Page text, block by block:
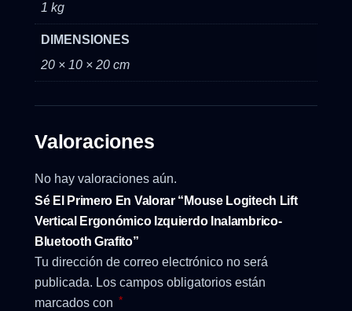
1 kg
DIMENSIONES
20 × 10 × 20 cm
Valoraciones
No hay valoraciones aún.
Sé El Primero En Valorar “Mouse Logitech Lift
Vertical Ergonómico Izquierdo Inalambrico-
Bluetooth Grafito”
Tu dirección de correo electrónico no será
publicada. Los campos obligatorios están
marcados con *